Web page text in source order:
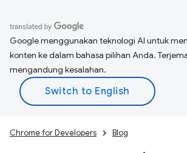
Google menggunakan teknologi AI untuk
konten ke dalam bahasa pilihan Anda.
mengandung kesalahan.
Chrome for Developers Blog